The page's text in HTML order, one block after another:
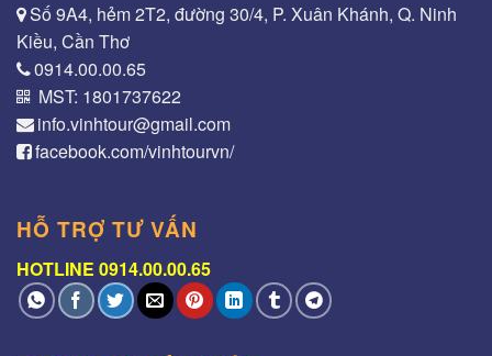
Số 9A4, hẻm 2T2, đường 30/4, P. Xuân Khánh, Q. Ninh
Kiều, Cần Thơ
0914.00.00.65
MST: 1801737622
info.vinhtour@gmail.com
facebook.com/vinhtourvn/
HỖ TRỢ TƯ VẤN
HOTLINE 0914.00.00.65